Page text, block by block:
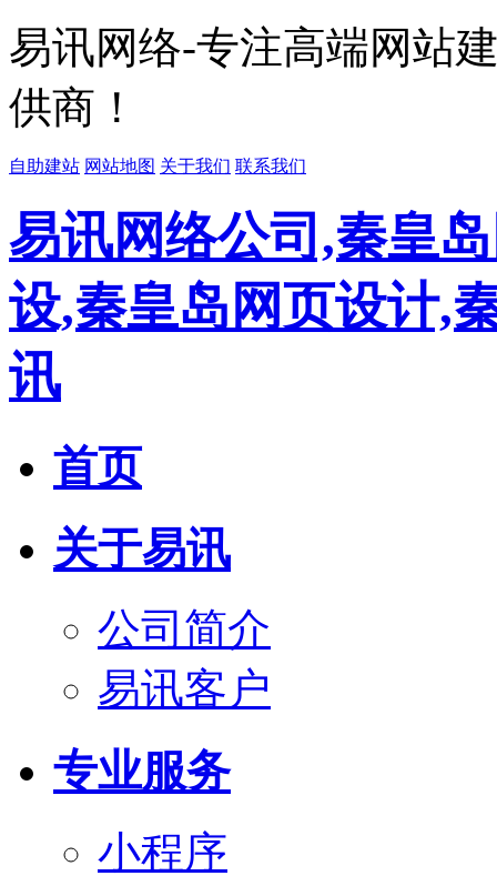
易讯网络-专注高端网站
供商！
自助建站 网站地图 关于我们 联系我们
易讯网络公司,秦皇
设,秦皇岛网页设计,
讯
首页
关于易讯
公司简介
易讯客户
专业服务
小程序